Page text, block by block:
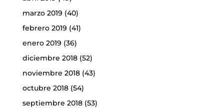
marzo 2019 (40)
febrero 2019 (41)
enero 2019 (36)
diciembre 2018(52)
noviembre 2018(43)
octubre 2018(54)
septiembre 2018(53)